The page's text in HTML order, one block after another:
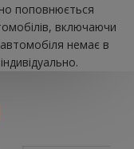
поповнюється
включаючи
немає в